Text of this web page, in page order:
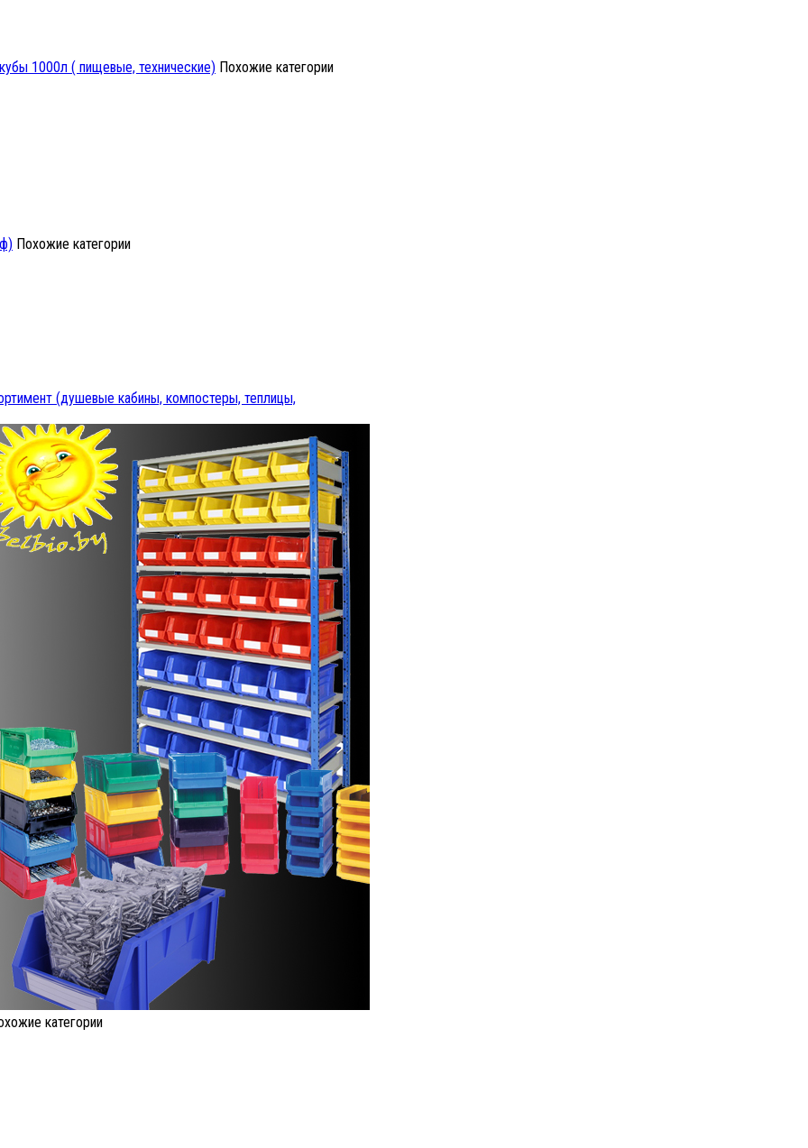
1000л ( пищевые, технические) Похожие категории
Похожие категории
(душевые кабины, компостеры, теплицы,
категории